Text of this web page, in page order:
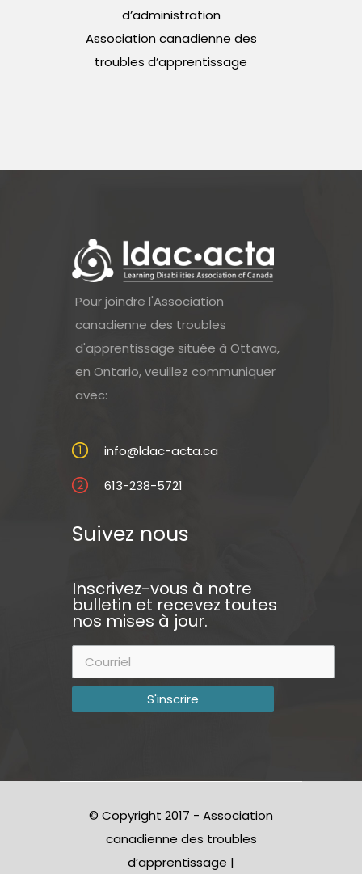
d’administration
Association canadienne des
troubles d’apprentissage
Pour joindre l'Association
canadienne des troubles
d'apprentissage située à Ottawa,
en Ontario, veuillez communiquer
avec:
info@ldac-acta.ca
613-238-5721
Suivez nous
Inscrivez-vous à notre
bulletin et recevez toutes
nos mises à jour.
© Copyright 2017 - Association
canadienne des troubles
d’apprentissage |